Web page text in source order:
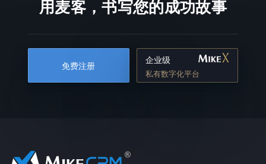
用麦客，书写您的成功故事
免费注册
企业级
私有数字化平台